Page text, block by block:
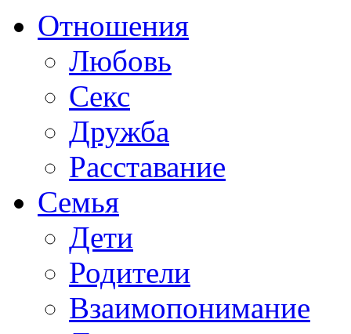
Отношения
Любовь
Секс
Дружба
Расставание
Семья
Дети
Родители
Взаимопонимание